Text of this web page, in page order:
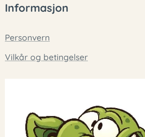
Informasjon
Personvern
Vilkår og betingelser